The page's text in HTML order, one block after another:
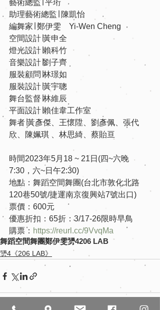
藝術總監∣ 平珩
助理藝術總監∣ 陳凱怡
編舞家∣ 鄭伊雯    Yi-Wen Cheng
空間設計∣黃申全
燈光設計∣賴科竹
音樂設計∣劉子齊
服裝顧問∣林璟如
服裝設計∣黃宇聰
舞台監督∣林維辰
平面設計∣賴佳韋工作室
舞者∣黃彥傑、王懷陞、劉彥佩、張代
欣、陳姵琪 、林思綺、蔡貽亘
時間2023年5月18 ~ 21日(四~六晚
7:30，六~日午2:30)
地點：舞蹈空間舞團(台北市敦化北路
120巷50號/捷運南京復興站7號出口)
票價：600元
優惠折扣：65折：3/17-26限時早鳥
購票： https://reurl.cc/9VvqMa
舞蹈空間舞團鄭伊雯勥4206 LAB
勥4《206 LAB》